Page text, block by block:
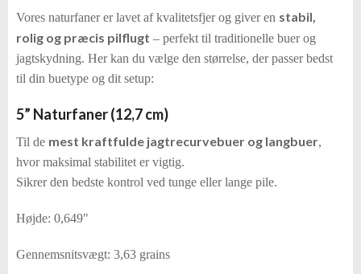
Vores naturfaner er lavet af kvalitetsfjer og giver en stabil,
rolig og præcis pilflugt – perfekt til traditionelle buer og
jagtskydning. Her kan du vælge den størrelse, der passer bedst
til din buetype og dit setup:
5” Naturfaner (12,7 cm)
Til de mest kraftfulde jagtrecurvebuer og langbuer,
hvor maksimal stabilitet er vigtig.
Sikrer den bedste kontrol ved tunge eller lange pile.
Højde: 0,649"
Gennemsnitsvægt: 3,63 grains